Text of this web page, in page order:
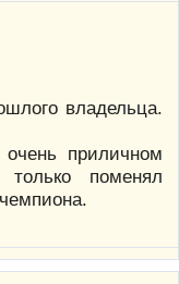
владельца.
приличном
поменял